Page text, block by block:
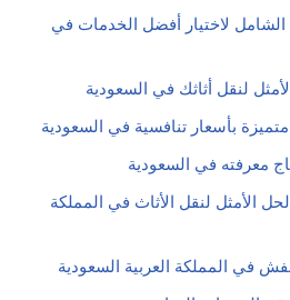
الشامل لاختيار أفضل الخدمات في
لنقل أثاثك في السعودية
بأسعار تنافسية في السعودية
معرفته في السعودية
الأمثل لنقل الأثاث في المملكة
في المملكة العربية السعودية